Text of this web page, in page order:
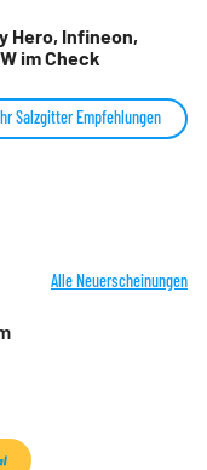
Hero, Infineon,
im Check
Salzgitter Empfehlungen
Alle Neuerscheinungen